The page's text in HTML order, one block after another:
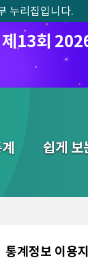
누리집입니다.
제13회
쉽게 보
통계정보 이용